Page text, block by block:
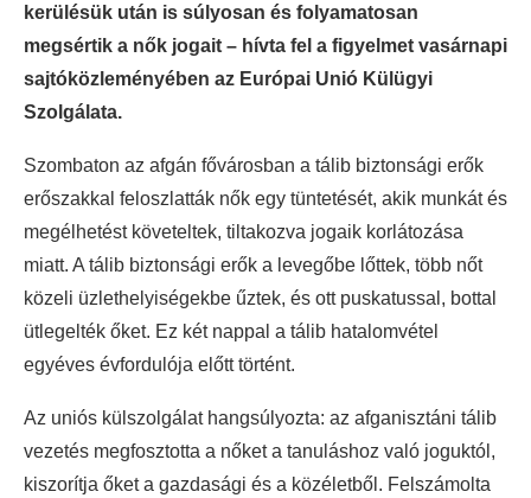
kerülésük után is súlyosan és folyamatosan
megsértik a nők jogait – hívta fel a figyelmet vasárnapi
sajtóközleményében az Európai Unió Külügyi
Szolgálata.
Szombaton az afgán fővárosban a tálib biztonsági erők
erőszakkal feloszlatták nők egy tüntetését, akik munkát és
megélhetést követeltek, tiltakozva jogaik korlátozása
miatt. A tálib biztonsági erők a levegőbe lőttek, több nőt
közeli üzlethelyiségekbe űztek, és ott puskatussal, bottal
ütlegelték őket. Ez két nappal a tálib hatalomvétel
egyéves évfordulója előtt történt.
Az uniós külszolgálat hangsúlyozta: az afganisztáni tálib
vezetés megfosztotta a nőket a tanuláshoz való joguktól,
kiszorítja őket a gazdasági és a közéletből. Felszámolta